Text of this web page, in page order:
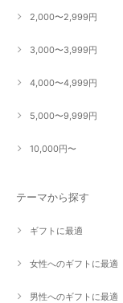
2,000〜2,999円
3,000〜3,999円
4,000〜4,999円
5,000〜9,999円
10,000円〜
テーマから探す
ギフトに最適
女性へのギフトに最適
男性へのギフトに最適